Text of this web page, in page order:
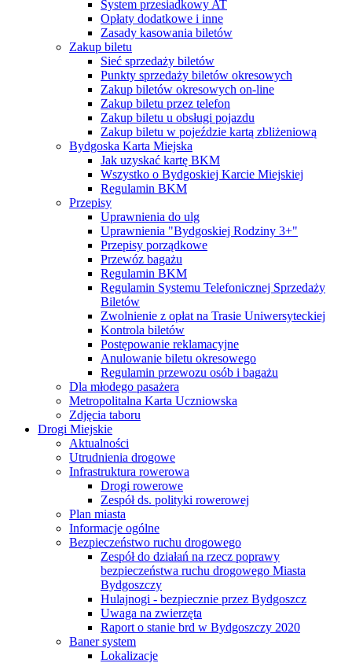
System przesiadkowy AT
Opłaty dodatkowe i inne
Zasady kasowania biletów
Zakup biletu
Sieć sprzedaży biletów
Punkty sprzedaży biletów okresowych
Zakup biletów okresowych on-line
Zakup biletu przez telefon
Zakup biletu u obsługi pojazdu
Zakup biletu w pojeździe kartą zbliżeniową
Bydgoska Karta Miejska
Jak uzyskać kartę BKM
Wszystko o Bydgoskiej Karcie Miejskiej
Regulamin BKM
Przepisy
Uprawnienia do ulg
Uprawnienia "Bydgoskiej Rodziny 3+"
Przepisy porządkowe
Przewóz bagażu
Regulamin BKM
Regulamin Systemu Telefonicznej Sprzedaży
Biletów
Zwolnienie z opłat na Trasie Uniwersyteckiej
Kontrola biletów
Postępowanie reklamacyjne
Anulowanie biletu okresowego
Regulamin przewozu osób i bagażu
Dla młodego pasażera
Metropolitalna Karta Uczniowska
Zdjęcia taboru
Drogi Miejskie
Aktualności
Utrudnienia drogowe
Infrastruktura rowerowa
Drogi rowerowe
Zespół ds. polityki rowerowej
Plan miasta
Informacje ogólne
Bezpieczeństwo ruchu drogowego
Zespół do działań na rzecz poprawy
bezpieczeństwa ruchu drogowego Miasta
Bydgoszczy
Hulajnogi - bezpiecznie przez Bydgoszcz
Uwaga na zwierzęta
Raport o stanie brd w Bydgoszczy 2020
Baner system
Lokalizacje